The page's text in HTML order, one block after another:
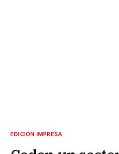
EDICIÓN IMPRESA